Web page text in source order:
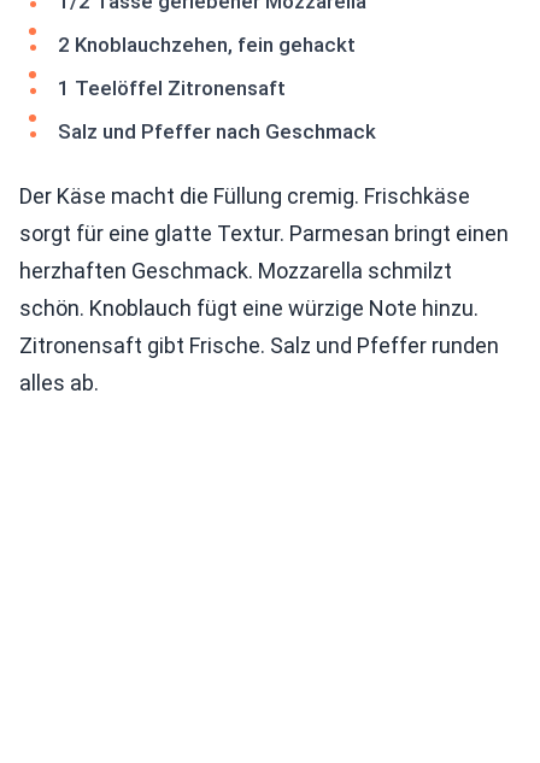
2 Knoblauchzehen, fein gehackt
1 Teelöffel Zitronensaft
Salz und Pfeffer nach Geschmack
Der Käse macht die Füllung cremig. Frischkäse
sorgt für eine glatte Textur. Parmesan bringt einen
herzhaften Geschmack. Mozzarella schmilzt
schön. Knoblauch fügt eine würzige Note hinzu.
Zitronensaft gibt Frische. Salz und Pfeffer runden
alles ab.